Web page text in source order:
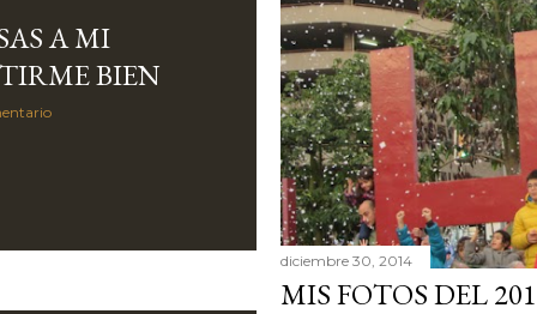
A MI
BIEN
diciembre 30, 2014
MIS FOTOS DEL